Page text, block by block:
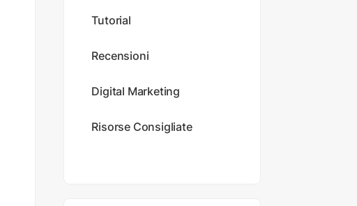
Tutorial
Recensioni
Digital Marketing
Risorse Consigliate